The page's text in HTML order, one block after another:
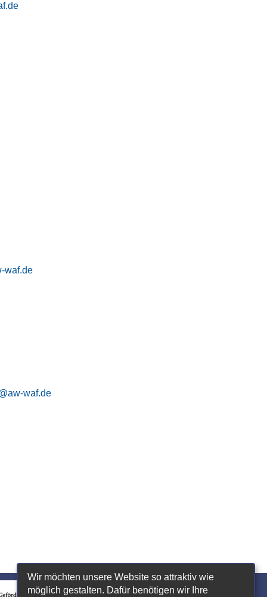
waf.de
waf.de
Wir möchten unsere Website so attraktiv wie
möglich gestalten. Dafür benötigen wir Ihre